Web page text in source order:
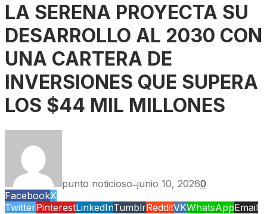
LA SERENA PROYECTA SU
DESARROLLO AL 2030 CON
UNA CARTERA DE
INVERSIONES QUE SUPERA
LOS $44 MIL MILLONES
punto noticioso—junio 10, 20260
FacebookX
TwitterPinterestLinkedInTumblrRedditVKWhatsAppEmail